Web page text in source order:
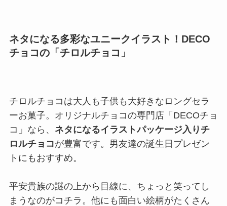
ネタになる多彩なユニークイラスト！DECO
チョコの「チロルチョコ」
チロルチョコは大人も子供も大好きなロングセラ
ーお菓子。オリジナルチョコの専門店「DECOチョ
コ」なら、 ネタになるイラストパッケージ入りチ
ロルチョコが豊富です。男友達の誕生日プレゼン
トにもおすすめ。
平安貴族の謎の上から目線に、ちょっと笑ってし
まうなのがコチラ。他にも面白い絵柄がたくさん